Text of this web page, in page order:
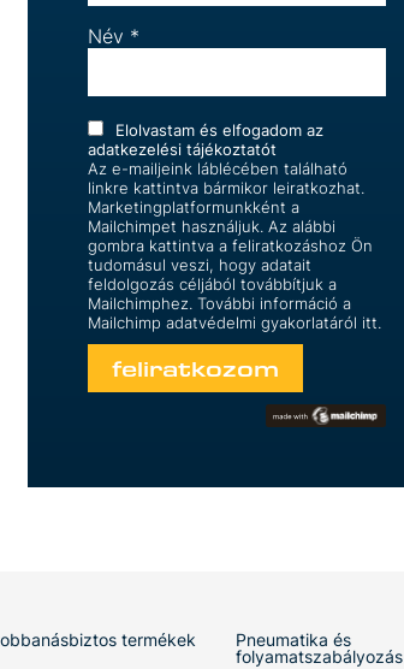
Név *
Elolvastam és elfogadom az
adatkezelési tájékoztatót
Az e-mailjeink láblécében található
linkre kattintva bármikor leiratkozhat.
Marketingplatformunkként a
Mailchimpet használjuk. Az alábbi
gombra kattintva a feliratkozáshoz Ön
tudomásul veszi, hogy adatait
feldolgozás céljából továbbítjuk a
Mailchimphez. További információ a
Mailchimpadatvédelmi gyakorlatáról itt.
termékek
Pneumatika és
folyamatszabályozás